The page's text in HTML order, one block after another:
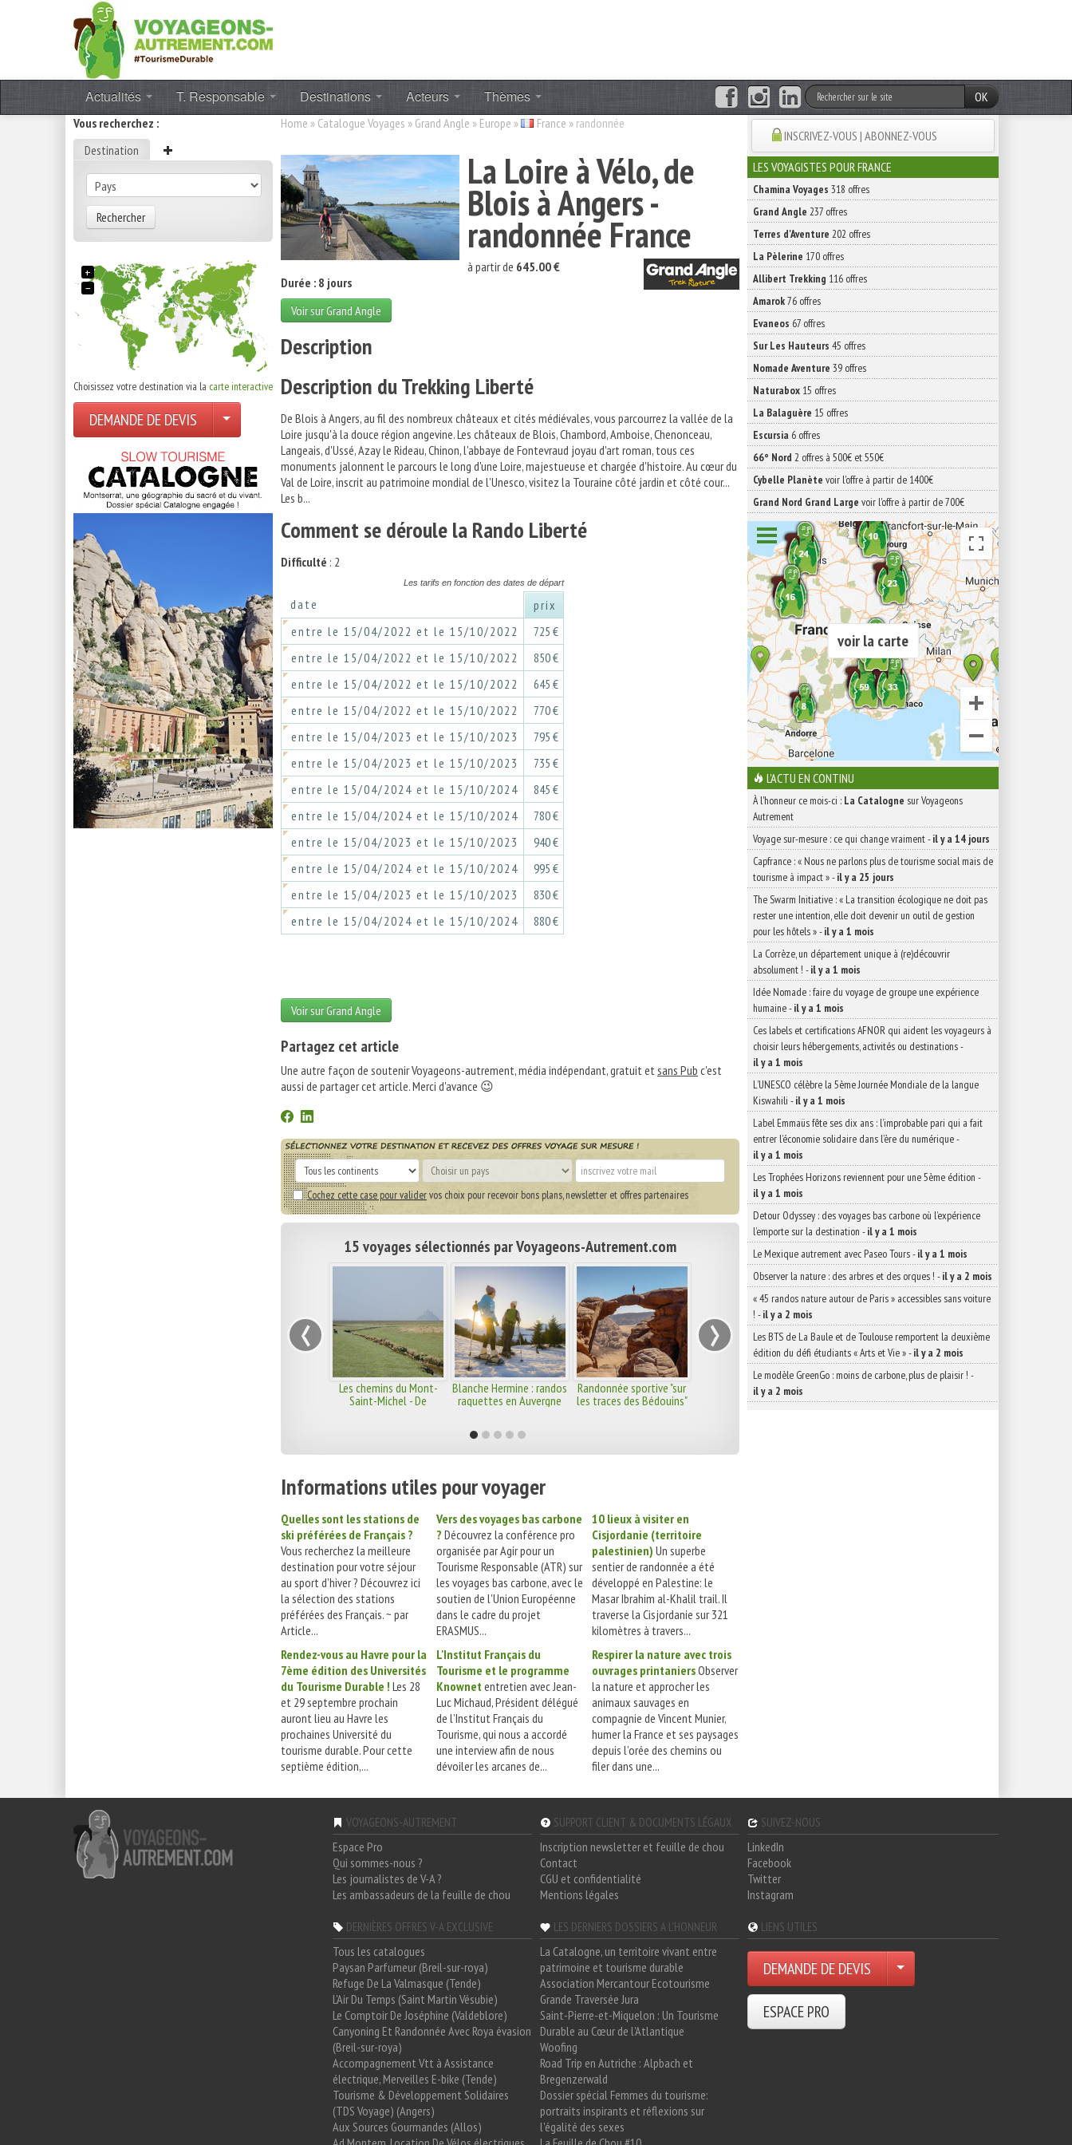
Actualités T. Responsable Destinations Acteurs Thèmes
OK
Vous recherchez :
Destination
Rechercher
+
−
Choisissez votre destination via la carte interactive
DEMANDE DE DEVIS
Home » Catalogue Voyages » Grand Angle » Europe » France » randonnée
La Loire à Vélo, de
Blois à Angers -
randonnée France
à partir de 645.00 €
Durée : 8 jours
Voir sur Grand Angle
Description
Description du Trekking Liberté
De Blois à Angers, au fil des nombreux châteaux et cités médiévales, vous parcourrez la vallée de la
Loire jusqu'à la douce région angevine. Les châteaux de Blois, Chambord, Amboise, Chenonceau,
Langeais, d'Ussé, Azay le Rideau, Chinon, l'abbaye de Fontevraud joyau d'art roman, tous ces
monuments jalonnent le parcours le long d'une Loire, majestueuse et chargée d'histoire. Au cœur du
Val de Loire, inscrit au patrimoine mondial de l'Unesco, visitez la Touraine côté jardin et côté cour...
Les b...
Comment se déroule la Rando Liberté
Difficulté : 2
Les tarifs en fonction des dates de départ
date
prix
entre le 15/04/2022 et le 15/10/2022
725 €
entre le 15/04/2022 et le 15/10/2022
850 €
entre le 15/04/2022 et le 15/10/2022
645 €
entre le 15/04/2022 et le 15/10/2022
770 €
entre le 15/04/2023 et le 15/10/2023
795 €
entre le 15/04/2023 et le 15/10/2023
735 €
entre le 15/04/2024 et le 15/10/2024
845 €
entre le 15/04/2024 et le 15/10/2024
780 €
entre le 15/04/2023 et le 15/10/2023
940 €
entre le 15/04/2024 et le 15/10/2024
995 €
entre le 15/04/2023 et le 15/10/2023
830 €
entre le 15/04/2024 et le 15/10/2024
880 €
Voir sur Grand Angle
Partagez cet article
Une autre façon de soutenir Voyageons-autrement, média indépendant, gratuit etsans Pub c'est
aussi de partager cet article. Merci d'avance 😉
Cochez cette case pour validervos choix pour recevoir bons plans, newsletter et offres partenaires
15 voyages sélectionnés par Voyageons-Autrement.com
Les chemins du Mont-
Saint-Michel - De
Blanche Hermine : randos
raquettes en Auvergne
Randonnée sportive "sur
les traces des Bédouins"
‹ ›
Informations utiles pour voyager
Quelles sont les stations de
ski préférées de Français ?
Vous recherchez la meilleure
destination pour votre séjour
au sport d’hiver ? Découvrez ici
la sélection des stations
préférées des Français. ~ par
Article...
Vers des voyages bas carbone
? Découvrez la conférence pro
organisée par Agir pour un
Tourisme Responsable (ATR) sur
les voyages bas carbone, avec le
soutien de l'Union Européenne
dans le cadre du projet
ERASMUS...
10 lieux à visiter en
Cisjordanie (territoire
palestinien) Un superbe
sentier de randonnée a été
développé en Palestine: le
Masar Ibrahim al-Khalil trail. Il
traverse la Cisjordanie sur 321
kilomètres à travers...
Rendez-vous au Havre pour la
7ème édition des Universités
du Tourisme Durable ! Les 28
et 29 septembre prochain
auront lieu au Havre les
prochaines Université du
tourisme durable. Pour cette
septième édition,...
L'Institut Français du
Tourisme et le programme
Knownet entretien avec Jean-
Luc Michaud, Président délégué
de l’Institut Français du
Tourisme, qui nous a accordé
une interview afin de nous
dévoiler les arcanes de...
Respirer la nature avec trois
ouvrages printaniersObserver
la nature et approcher les
animaux sauvages en
compagnie de Vincent Munier,
humer la France et ses paysages
depuis l’orée des chemins ou
filer dans une...
INSCRIVEZ-VOUS | ABONNEZ-VOUS
LES VOYAGISTES POUR FRANCE
Chamina Voyages 318 offres
Grand Angle 237 offres
Terres d'Aventure 202 offres
La Pèlerine 170 offres
Allibert Trekking 116 offres
Amarok76 offres
Evaneos 67 offres
Sur Les Hauteurs 45 offres
Nomade Aventure 39 offres
Naturabox 15 offres
La Balaguère 15 offres
Escursia 6 offres
66° Nord 2 offres à 500€ et 550€
Cybelle Planète voir l'offre à partir de 1400€
Grand Nord Grand Large voir l'offre à partir de 700€
voir la carte
L'ACTU EN CONTINU
À l'honneur ce mois-ci : La Catalogne sur Voyageons
Autrement
Voyage sur-mesure : ce qui change vraiment-il y a 14 jours
Capfrance : « Nous ne parlons plus de tourisme social mais de
tourisme à impact »-il y a 25 jours
The Swarm Initiative : « La transition écologique ne doit pas
rester une intention, elle doit devenir un outil de gestion
pour les hôtels »-il y a 1 mois
La Corrèze, un département unique à (re)découvrir
absolument ! -il y a 1 mois
Idée Nomade : faire du voyage de groupe une expérience
humaine-il y a 1 mois
Ces labels et certifications AFNOR qui aident les voyageurs à
choisir leurs hébergements, activités ou destinations-
il y a 1 mois
L’UNESCO célèbre la 5ème Journée Mondiale de la langue
Kiswahili -il y a 1 mois
Label Emmaüs fête ses dix ans : l’improbable pari qui a fait
entrer l’économie solidaire dans l’ère du numérique-
il y a 1 mois
Les Trophées Horizons reviennent pour une 5ème édition -
il y a 1 mois
Detour Odyssey : des voyages bas carbone où l’expérience
l’emporte sur la destination -il y a 1 mois
Le Mexique autrement avec Paseo Tours-il y a 1 mois
Observer la nature : des arbres et des orques ! -il y a 2 mois
« 45 randos nature autour de Paris » accessibles sans voiture
! -il y a 2 mois
Les BTS de La Baule et de Toulouse remportent la deuxième
édition du défi étudiants « Arts et Vie »-il y a 2 mois
Le modèle GreenGo : moins de carbone, plus de plaisir ! -
il y a 2 mois
VOYAGEONS-AUTREMENT
Espace Pro
Qui sommes-nous ?
Les journalistes de V-A ?
Les ambassadeurs de la feuille de chou
SUPPORT CLIENT & DOCUMENTS LÉGAUX
Inscription newsletter et feuille de chou
Contact
CGU et confidentialité
Mentions légales
SUIVEZ-NOUS
LinkedIn
Facebook
Twitter
Instagram
DERNIÈRES OFFRES V-A EXCLUSIVE
Tous les catalogues
Paysan Parfumeur (Breil-sur-roya)
Refuge De La Valmasque (Tende)
L'Air Du Temps (Saint Martin Vésubie)
Le Comptoir De Joséphine (Valdeblore)
Canyoning Et Randonnée Avec Roya évasion
(Breil-sur-roya)
Accompagnement Vtt à Assistance
électrique, Merveilles E-bike (Tende)
Tourisme & Développement Solidaires
(TDS Voyage) (Angers)
Aux Sources Gourmandes (Allos)
LES DERNIERS DOSSIERS A L'HONNEUR
La Catalogne, un territoire vivant entre
patrimoine et tourisme durable
Association Mercantour Ecotourisme
Grande Traversée Jura
Saint-Pierre-et-Miquelon : Un Tourisme
Durable au Cœur de l'Atlantique
Woofing
Road Trip en Autriche : Alpbach et
Bregenzerwald
Dossier spécial Femmes du tourisme:
portraits inspirants et réflexions sur
l'égalité des sexes
LIENS UTILES
DEMANDE DE DEVIS
ESPACE PRO